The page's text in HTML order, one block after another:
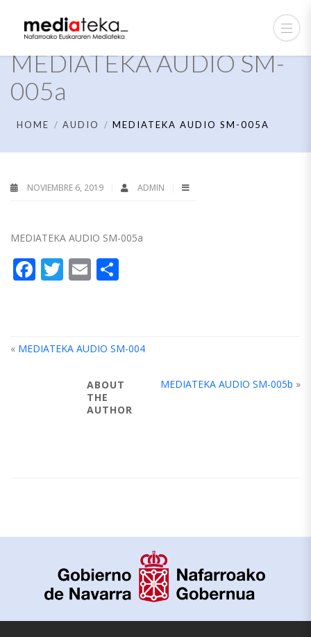
MEDIATEKA AUDIO SM-
005a
HOME AUDIO MEDIATEKA AUDIO SM-005A
NOVIEMBRE 6, 2019 ADMIN
MEDIATEKA AUDIO SM-005a
Facebook
Twitter
Email
« MEDIATEKA AUDIO SM-004
MEDIATEKA AUDIO SM-005b »
ABOUT
THE
AUTHOR